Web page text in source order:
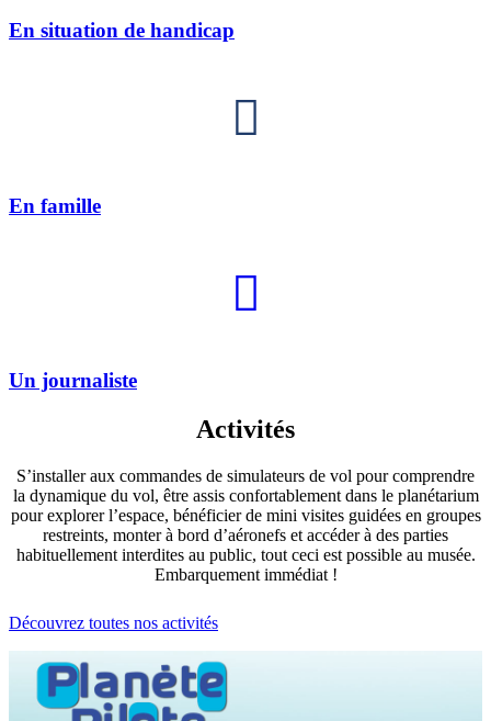
En situation de handicap
En famille
Un journaliste
Activités
S’installer aux commandes de simulateurs de vol pour comprendre
la dynamique du vol, être assis confortablement dans le planétarium
pour explorer l’espace, bénéficier de mini visites guidées en groupes
restreints, monter à bord d’aéronefs et accéder à des parties
habituellement interdites au public, tout ceci est possible au musée.
Embarquement immédiat !
Découvrez toutes nos activités